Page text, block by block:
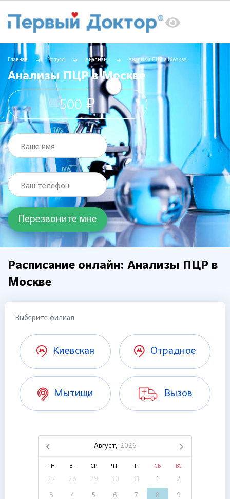
Главная Услуги Анализы Анализы ПЦР в Москве
Анализы ПЦР в Москве
500 ₽
Ваше имя
Ваш телефон
Расписание онлайн: Анализы ПЦР в
Москве
Выберите филиал
Киевская Отрадное
Мытищи Вызов
Август, 2026
ПН ВТ СР ЧТ СБ ВС
27 28 29 30 31 1 2
3 4 5 6 7 8 9